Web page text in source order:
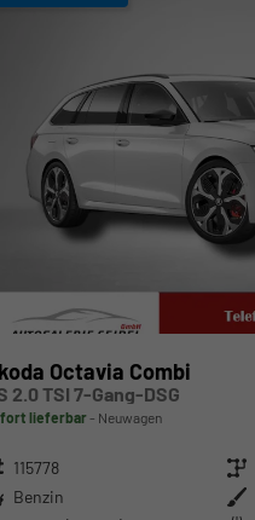
Octavia Combi
2.0 TSI 7-Gang-DSG
lieferbar Neuwagen
115778 Getriebe
Benzin Außenfarbe